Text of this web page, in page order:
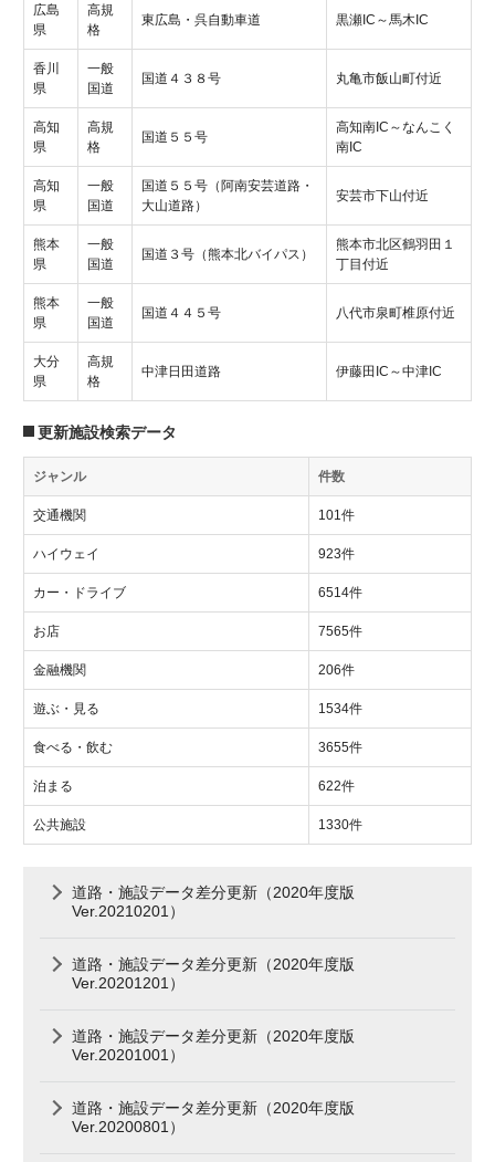
広島
県
高規
格
東広島・呉自動車道 黒瀬IC～馬木IC
香川
県
一般
国道
国道４３８号 丸亀市飯山町付近
高知
県
高規
格
国道５５号
高知南IC～なんこく
南IC
高知
県
一般
国道
国道５５号（阿南安芸道路・
大山道路）
安芸市下山付近
熊本
県
一般
国道
国道３号（熊本北バイパス）
熊本市北区鶴羽田１
丁目付近
熊本
県
一般
国道
国道４４５号 八代市泉町椎原付近
大分
県
高規
格
中津日田道路 伊藤田IC～中津IC
更新施設検索データ
ジャンル 件数
交通機関 101件
ハイウェイ 923件
カー・ドライブ 6514件
お店 7565件
金融機関 206件
遊ぶ・見る 1534件
食べる・飲む 3655件
泊まる 622件
公共施設 1330件
道路・施設データ差分更新（2020年度版
Ver.20210201）
道路・施設データ差分更新（2020年度版
Ver.20201201）
道路・施設データ差分更新（2020年度版
Ver.20201001）
道路・施設データ差分更新（2020年度版
Ver.20200801）